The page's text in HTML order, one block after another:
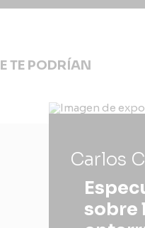
TE PODRÍAN
Carlos
sobre